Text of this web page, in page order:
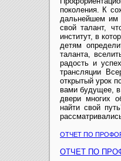
поколения. К
дальнейшем им
свой талант,
институт, в
детям
таланта,
радость и
трансляции
открытый урок
вами будущее, в
двери многих
найти свой
ОТЧЕТ ПО
ОТЧЕТ ПО